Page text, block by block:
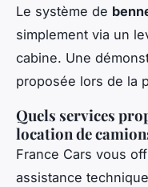
Le système de
simplement via un
cabine. Une
proposée lors de la
Quels services
location de
France Cars vous
assistance